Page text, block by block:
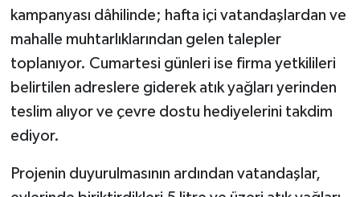
kampanyası dâhilinde; hafta içi vatandaşlardan ve
mahalle muhtarlıklarından gelen talepler
toplanıyor. Cumartesi günleri ise firma yetkilileri
belirtilen adreslere giderek atık yağları yerinden
teslim alıyor ve çevre dostu hediyelerini takdim
ediyor.
Projenin duyurulmasının ardından vatandaşlar,